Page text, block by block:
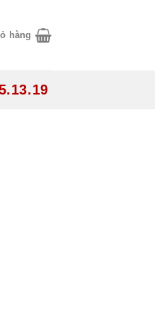
hàng